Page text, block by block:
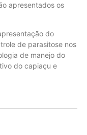
apresentados os
do
de parasitose nos
de manejo do
do capiaçu e